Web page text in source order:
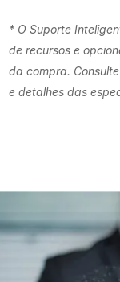
* O Suporte
de recursos e
da compra.
e detalhes das